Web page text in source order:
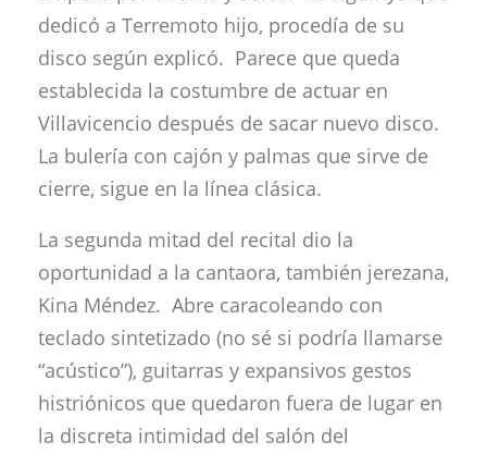
dedicó a Terremoto hijo, procedía de su
disco según explicó. Parece que queda
establecida la costumbre de actuar en
Villavicencio después de sacar nuevo disco.
La bulería con cajón y palmas que sirve de
cierre, sigue en la línea clásica.
La segunda mitad del recital dio la
oportunidad a la cantaora, también jerezana,
Kina Méndez. Abre caracoleando con
teclado sintetizado (no sé si podría llamarse
“acústico”), guitarras y expansivos gestos
histriónicos que quedaron fuera de lugar en
la discreta intimidad del salón del